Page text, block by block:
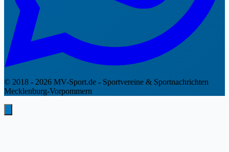
© 2018 - 2026 MV-Sport.de - Sportvereine & Sportnachrichten
Mecklenburg-Vorpommern